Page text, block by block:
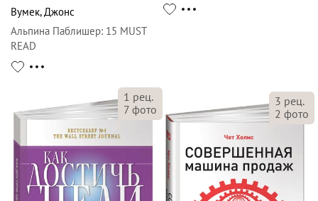
Вумек,Джонс
Альпина Паблишер: 15 MUST
READ
1 рец.
7 фото
3 рец.
2 фото